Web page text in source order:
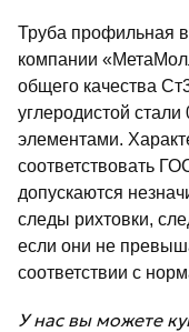
Труба профильная
компании
общего качества
углеродистой
элементами.
соответствовать
допускаются
следы рихтовки,
если они не
соответствии с
У нас вы можете